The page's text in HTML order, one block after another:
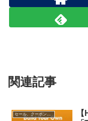
関連記事
セール、クーポン、ポイント